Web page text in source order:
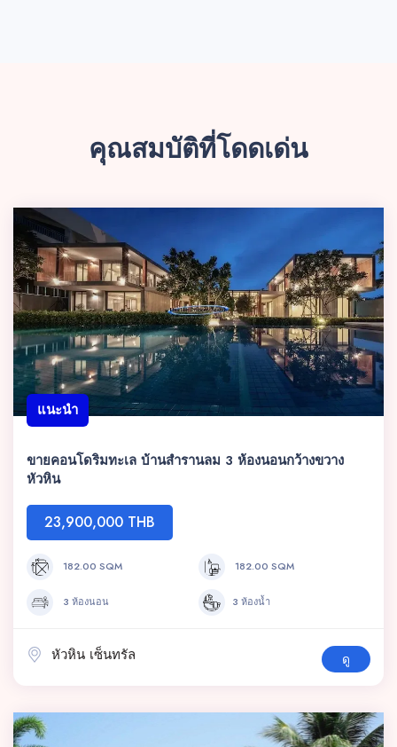
คุณสมบัติที่โดดเด่น
แนะนำ
ขายคอนโดริมทะเล บ้านสำรานลม 3 ห้องนอนกว้างขวาง
หัวหิน
23,900,000 THB
182.00 SQM 182.00 SQM
3 ห้องนอน 3 ห้องน้ำ
หัวหิน เซ็นทรัล ดู